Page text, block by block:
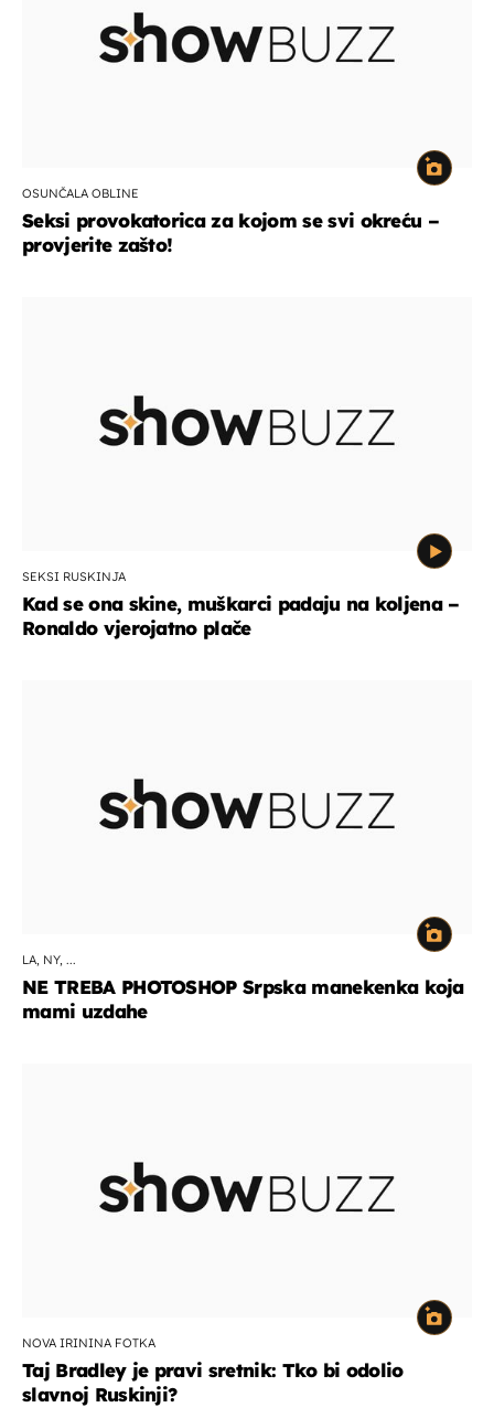
OSUNČALA OBLINE
Seksi provokatorica za kojom se svi okreću –
provjerite zašto!
SEKSI RUSKINJA
Kad se ona skine, muškarci padaju na koljena –
Ronaldo vjerojatno plače
LA, NY, ...
NE TREBA PHOTOSHOP Srpska manekenka koja
mami uzdahe
NOVA IRININA FOTKA
Taj Bradley je pravi sretnik: Tko bi odolio
slavnoj Ruskinji?